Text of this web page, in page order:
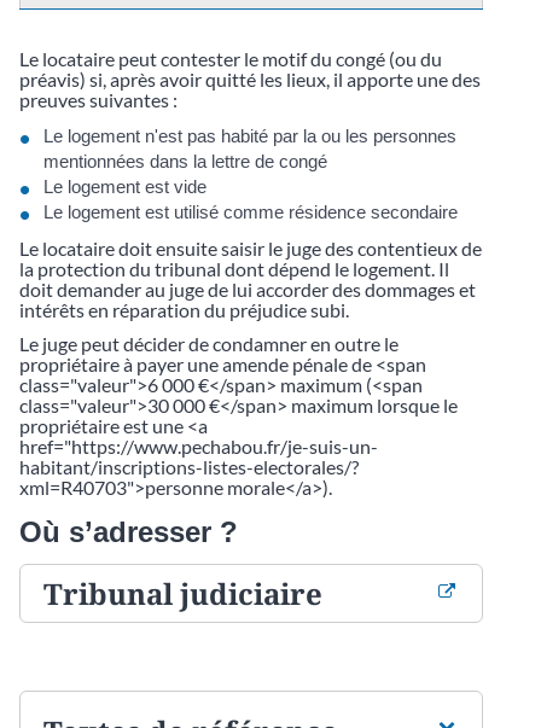
Le locataire peut contester le motif du congé (ou du
préavis) si, après avoir quitté les lieux, il apporte une des
preuves suivantes :
Le logement n'est pas habité par la ou les personnes
mentionnées dans la lettre de congé
Le logement est vide
Le logement est utilisé comme résidence secondaire
Le locataire doit ensuite saisir le juge des contentieux de
la protection du tribunal dont dépend le logement. Il
doit demander au juge de lui accorder des dommages et
intérêts en réparation du préjudice subi.
Le juge peut décider de condamner en outre le
propriétaire à payer une amende pénale de <span
class="valeur">6 000 €</span> maximum (<span
class="valeur">30 000 €</span> maximum lorsque le
propriétaire est une <a
href="https://www.pechabou.fr/je-suis-un-
habitant/inscriptions-listes-electorales/?
xml=R40703">personne morale</a>).
Où s’adresser ?
Tribunal judiciaire